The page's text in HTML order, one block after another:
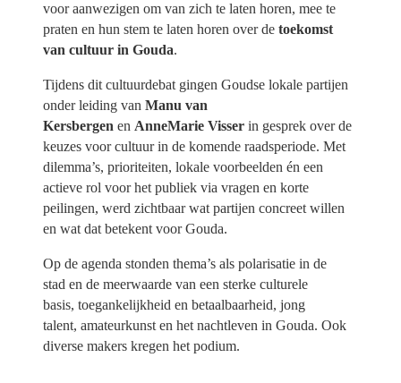
voor aanwezigen om van zich te laten horen, mee te
praten en hun stem te laten horen over de toekomst
van cultuur in Gouda.
Tijdens dit cultuurdebat gingen Goudse lokale partijen
onder leiding van Manu van
Kersbergen en AnneMarie Visser in gesprek over de
keuzes voor cultuur in de komende raadsperiode. Met
dilemma’s, prioriteiten, lokale voorbeelden én een
actieve rol voor het publiek via vragen en korte
peilingen, werd zichtbaar wat partijen concreet willen
en wat dat betekent voor Gouda.
Op de agenda stonden thema’s als polarisatie in de
stad en de meerwaarde van een sterke culturele
basis, toegankelijkheid en betaalbaarheid, jong
talent, amateurkunst en het nachtleven in Gouda. Ook
diverse makers kregen het podium.